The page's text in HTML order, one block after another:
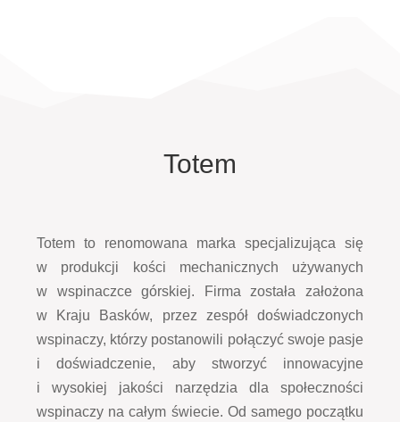
Totem
Totem to renomowana marka specjalizująca się
w produkcji kości mechanicznych używanych
w wspinaczce górskiej. Firma została założona
w Kraju Basków, przez zespół doświadczonych
wspinaczy, którzy postanowili połączyć swoje pasje
i doświadczenie, aby stworzyć innowacyjne
i wysokiej jakości narzędzia dla społeczności
wspinaczy na całym świecie. Od samego początku